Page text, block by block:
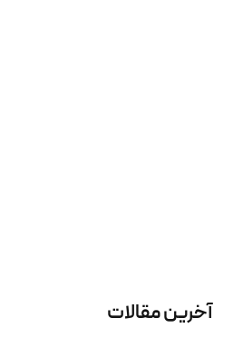
آخرین مقالات